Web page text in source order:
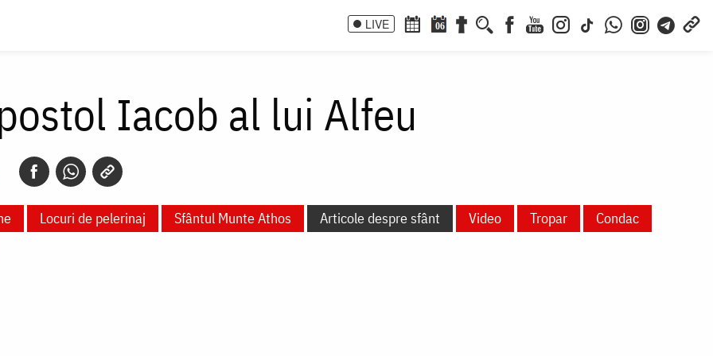
LIVE 06
Iacob al lui Alfeu
Locuri de pelerinaj Sfântul Munte Athos Articole despre sfânt Video Tropar
Condac